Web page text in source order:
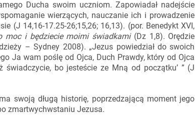
Ducha swoim uczniom. Zapowiadał nadejście
wierzących, nauczanie ich i prowadzenie
(J 14,16-17.25-26;15,26; 16,13). (por. Benedykt XVI,
moc i będziecie moimi świadkami(Dz 1,8). Orędzie
– Sydney 2008). „Jezus powiedział do swoich
Ja wam poślę od Ojca, Duch Prawdy, który od Ojca
bo jesteście ze Mną od początku’ ” (J
swoją długą historię, poprzedzającą moment jego
zmartwychwstaniu Jezusa.